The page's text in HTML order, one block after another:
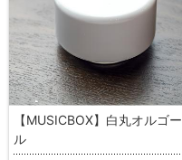
【MUSICBOX】白丸オルゴー
ル